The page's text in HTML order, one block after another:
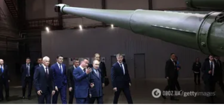
Кремль отримав "вікно можливостей", а Трамп
залишився майже без ракет: як бути Україні?
Інтерв’ю з Мельником
Думка, що в Росії закінчаться балістичні ракети, вкрай
небезпечна, наголосив експерт
3 часа назад 17,9 т.